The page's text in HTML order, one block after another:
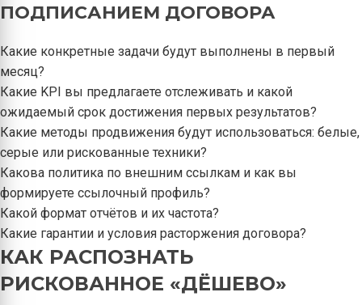
ПОДПИСАНИЕМ ДОГОВОРА
Какие конкретные задачи будут выполнены в первый
месяц?
Какие KPI вы предлагаете отслеживать и какой
ожидаемый срок достижения первых результатов?
Какие методы продвижения будут использоваться: белые,
серые или рискованные техники?
Какова политика по внешним ссылкам и как вы
формируете ссылочный профиль?
Какой формат отчётов и их частота?
Какие гарантии и условия расторжения договора?
КАК РАСПОЗНАТЬ
РИСКОВАННОЕ «ДЁШЕВО»